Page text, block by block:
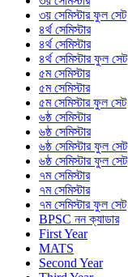
৩য় সেমিস্টার ফুল সেট
৪র্থ সেমিস্টার
৪র্থ সেমিস্টার
৪র্থ সেমিস্টার ফুল সেট
৫ম সেমিস্টার
৫ম সেমিস্টার
৫ম সেমিস্টার ফুল সেট
৬ষ্ঠ সেমিস্টার
৬ষ্ঠ সেমিস্টার
৬ষ্ঠ সেমিস্টার ফুল সেট
৬ষ্ঠ সেমিস্টার ফুল সেট
৭ম সেমিস্টার
৭ম সেমিস্টার
৭ম সেমিস্টার ফুল সেট
BPSC নন ক্যাডার
First Year
MATS
Second Year